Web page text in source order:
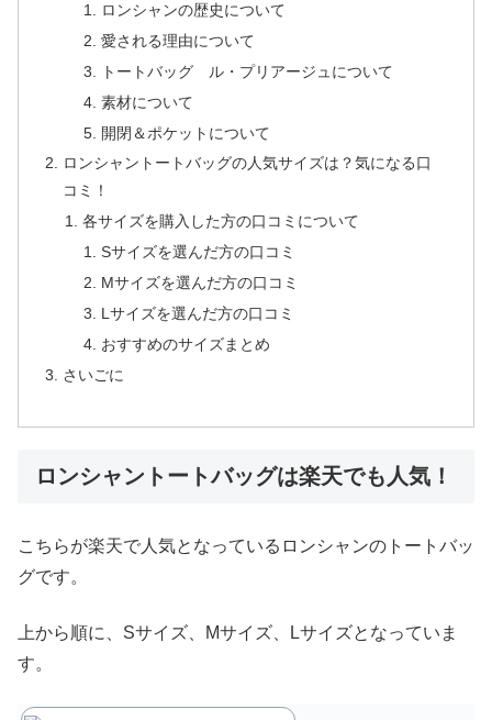
ロンシャンの歴史について
愛される理由について
トートバッグ ル・プリアージュについて
素材について
開閉＆ポケットについて
ロンシャントートバッグの人気サイズは？気になる口
コミ！
各サイズを購入した方の口コミについて
Sサイズを選んだ方の口コミ
Mサイズを選んだ方の口コミ
Lサイズを選んだ方の口コミ
おすすめのサイズまとめ
さいごに
ロンシャントートバッグは楽天でも人気！
こちらが楽天で人気となっているロンシャンのトートバッ
グです。
上から順に、Sサイズ、Mサイズ、Lサイズとなっていま
す。